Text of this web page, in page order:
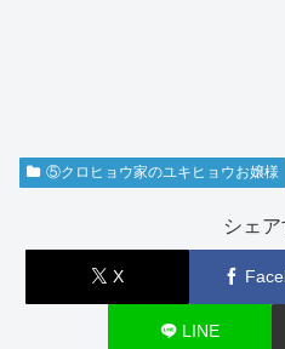
⑤クロヒョウ家のユキヒョウお嬢様
シェア
X
LINE